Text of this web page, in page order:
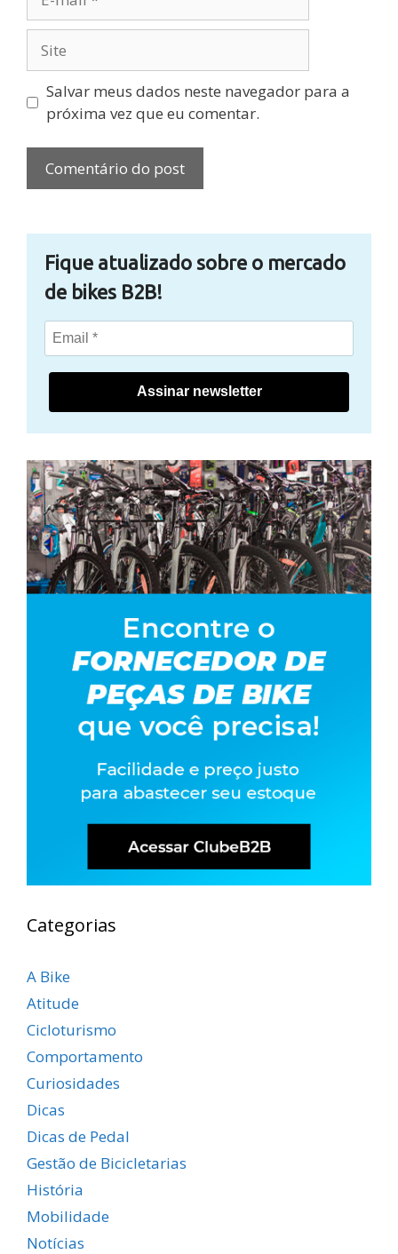
mail
Salvar meus dados neste navegador para a
próxima vez que eu comentar.
Fique atualizado sobre o mercado
de bikes B2B!
Assinar newsletter
Categorias
A Bike
Atitude
Cicloturismo
Comportamento
Curiosidades
Dicas
Dicas de Pedal
Gestão de Bicicletarias
História
Mobilidade
Notícias